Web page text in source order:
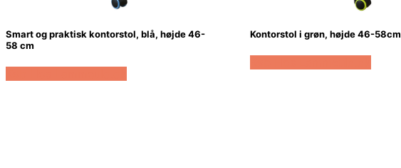
Smart og praktisk kontorstol, blå, højde 46-
58 cm
Kontorstol i grøn, højde 46-58cm